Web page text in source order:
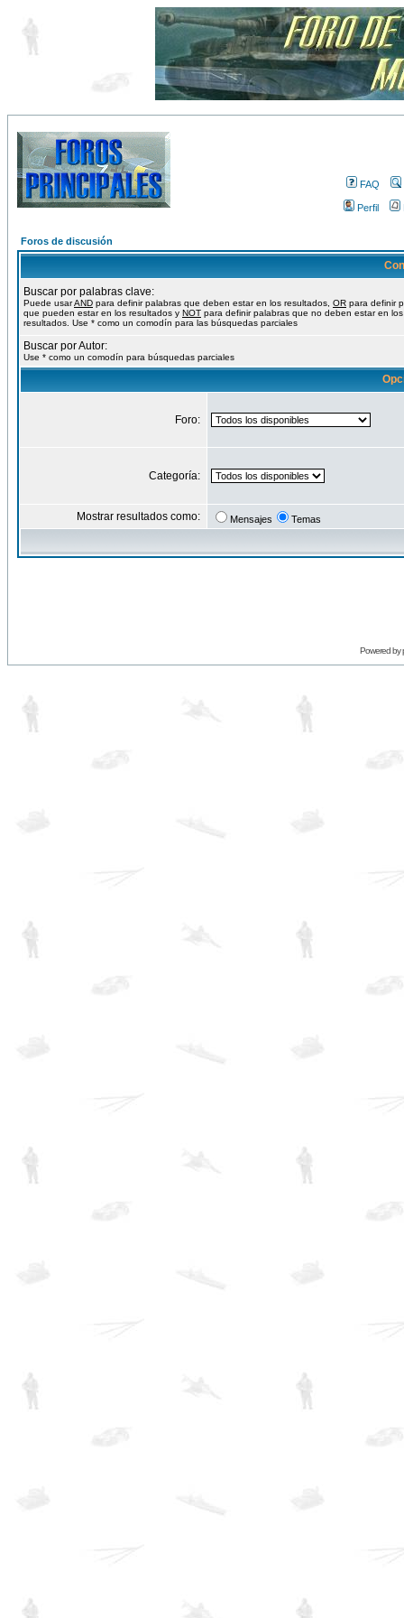
FAQ
Perfil
Foros de discusión
Buscar por palabras clave:
Puede usarAND para definir palabras que deben estar en los resultados, OR para definir
que pueden estar en los resultados y NOT para definir palabras que no deben estar en los
resultados. Use * como un comodín para las búsquedas parciales
Buscar por Autor:
Use * como un comodín para búsquedas parciales
Foro:
Categoría:
Mostrar resultados como: Mensajes Temas
Powered by